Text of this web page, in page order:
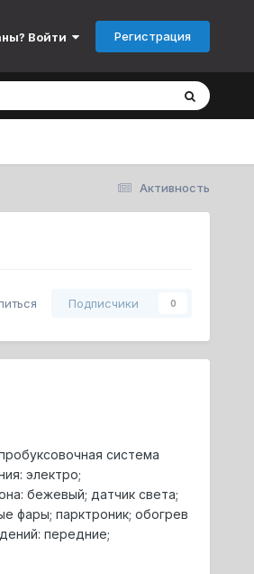
Войти Регистрация
Активность
Подписчики 0
система
электро;
бежевый; датчик света;
фары; парктроник; обогрев
передние;